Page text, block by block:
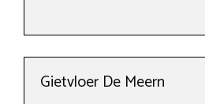
Gietvloer De Meern